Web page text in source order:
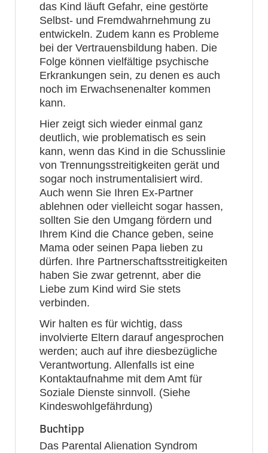
das Kind läuft Gefahr, eine gestörte
Selbst- und Fremdwahrnehmung zu
entwickeln. Zudem kann es Probleme
bei der Vertrauensbildung haben. Die
Folge können vielfältige psychische
Erkrankungen sein, zu denen es auch
noch im Erwachsenenalter kommen
kann.
Hier zeigt sich wieder einmal ganz
deutlich, wie problematisch es sein
kann, wenn das Kind in die Schusslinie
von Trennungsstreitigkeiten gerät und
sogar noch instrumentalisiert wird.
Auch wenn Sie Ihren Ex-Partner
ablehnen oder vielleicht sogar hassen,
sollten Sie den Umgang fördern und
Ihrem Kind die Chance geben, seine
Mama oder seinen Papa lieben zu
dürfen. Ihre Partnerschaftsstreitigkeiten
haben Sie zwar getrennt, aber die
Liebe zum Kind wird Sie stets
verbinden.
Wir halten es für wichtig, dass
involvierte Eltern darauf angesprochen
werden; auch auf ihre diesbezügliche
Verantwortung. Allenfalls ist eine
Kontaktaufnahme mit dem Amt für
Soziale Dienste sinnvoll. (Siehe
Kindeswohlgefährdung)
Buchtipp
Das Parental Alienation Syndrom